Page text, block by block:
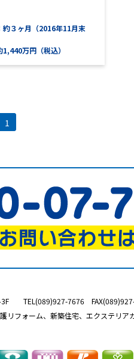
約３ヶ月（2016年11月末
万円（税込）
1
3F TEL(089)927-7676
リフォーム、新築住宅、エクステリ